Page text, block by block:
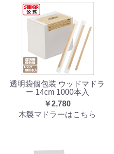
透明袋個包装 ウッドマドラ
ー 14cm 1000本入
￥2,780
木製マドラーはこちら